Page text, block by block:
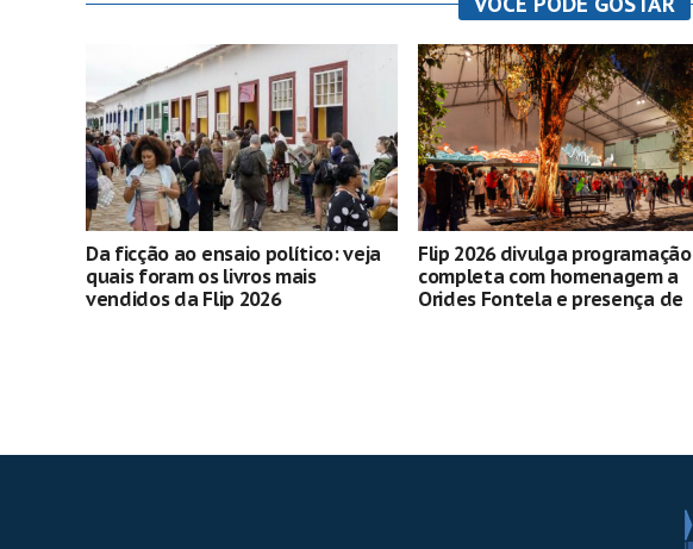
Da ficção ao ensaio político: veja
quais foram os livros mais
vendidos da Flip 2026
Flip 2026 divulga programação
completa com homenagem a
Orides Fontela e presença de